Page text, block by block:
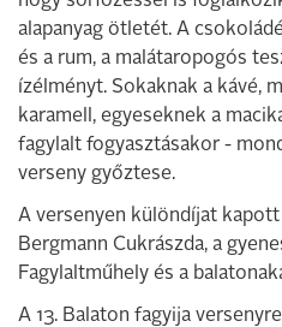
alapanyag ötletét. A
és a rum, a malátaropogós
ízélményt. Sokaknak a kávé,
karamell, egyeseknek a
fagylalt fogyasztásakor -
verseny győztese.
A versenyen különdíjat
Bergmann Cukrászda, a
Fagylaltműhely és a
A 13. Balaton fagyija